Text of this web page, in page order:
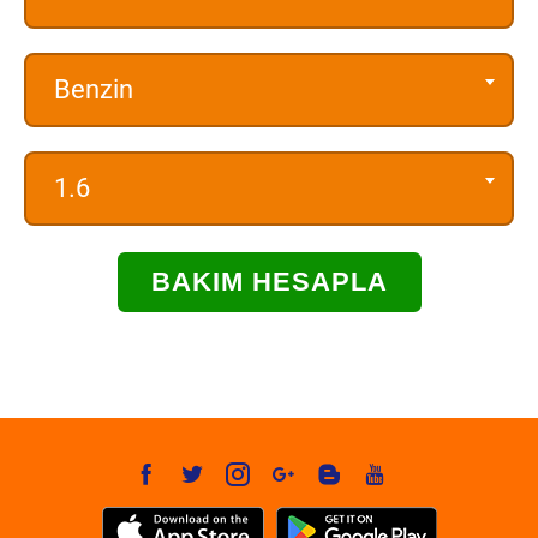
Benzin
1.6
BAKIM HESAPLA